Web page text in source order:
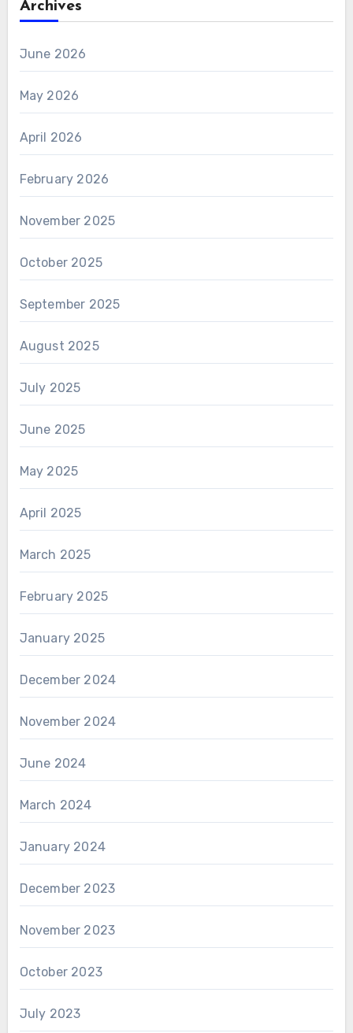
Archives
June 2026
May 2026
April 2026
February 2026
November 2025
October 2025
September 2025
August 2025
July 2025
June 2025
May 2025
April 2025
March 2025
February 2025
January 2025
December 2024
November 2024
June 2024
March 2024
January 2024
December 2023
November 2023
October 2023
July 2023